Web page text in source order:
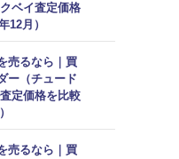
ベイ査定価格
12月）
売るなら｜買
ー（チュード
定価格を比較
売るなら｜買